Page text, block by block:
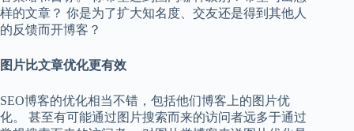
样的文章？ 你是为了扩大知名度、交友还是得到其他人
的反馈而开博客？
图片比文章优化更有效
SEO博客的优化相当不错，包括他们博客上的图片优
化。 甚至有可能通过图片搜索而来的访问者远多于通过